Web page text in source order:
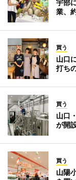
宇部
業、
買う
山口
打ち
買う
山口
が開
買う
山陽